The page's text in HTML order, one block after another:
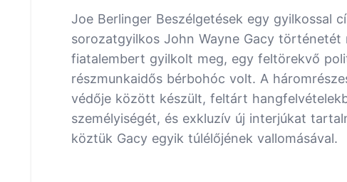
Joe Berlinger Beszélgetések egy gyilkossal
sorozatgyilkos John Wayne Gacy történetét
fiatalembert gyilkolt meg, egy feltörekvő
részmunkaidős bérbohóc volt. A
védője között készült, feltárt
személyiségét, és exkluzív új interjúkat
köztük Gacy egyik túlélőjének vallomásával.